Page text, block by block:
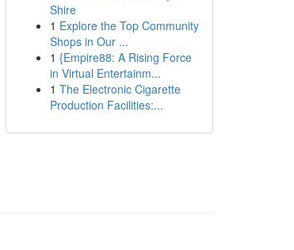
Shire
1 Explore the Top Community
Shops in Our ...
1 {Empire88: A Rising Force
in Virtual Entertainm...
1 The Electronic Cigarette
Production Facilities:...